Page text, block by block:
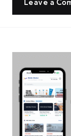
Leave a